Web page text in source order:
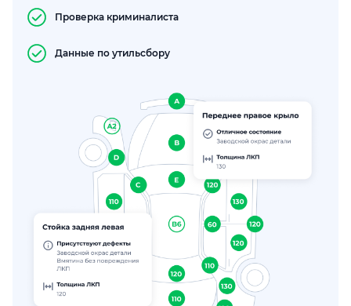
Проверка криминалиста
Данные по утильсбору